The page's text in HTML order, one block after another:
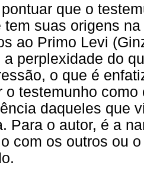
que o
tem suas origens
ao Primo Levi
a perplexidade do
o que é
o testemunho
daqueles que
Para o autor, é a
com os outros ou